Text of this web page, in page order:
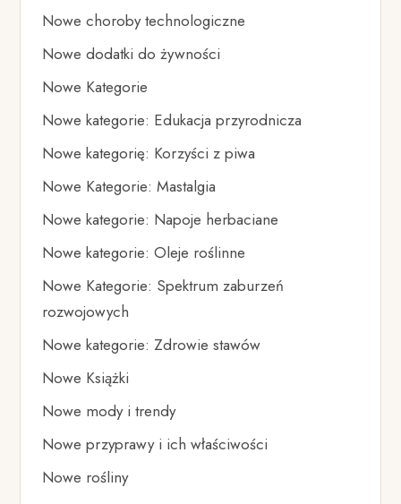
Nowe choroby technologiczne
Nowe dodatki do żywności
Nowe Kategorie
Nowe kategorie: Edukacja przyrodnicza
Nowe kategorię: Korzyści z piwa
Nowe Kategorie: Mastalgia
Nowe kategorie: Napoje herbaciane
Nowe kategorie: Oleje roślinne
Nowe Kategorie: Spektrum zaburzeń
rozwojowych
Nowe kategorie: Zdrowie stawów
Nowe Książki
Nowe mody i trendy
Nowe przyprawy i ich właściwości
Nowe rośliny